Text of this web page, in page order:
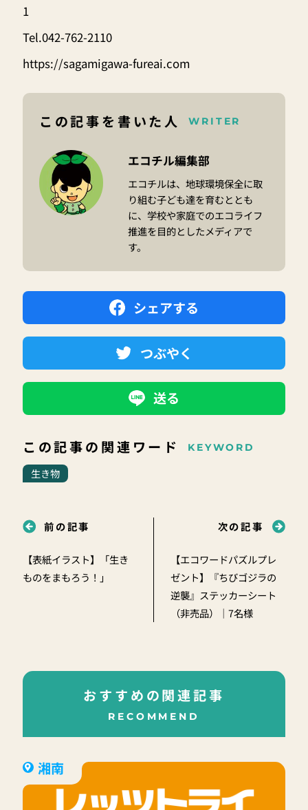
1
Tel.042-762-2110
https://sagamigawa-fureai.com
この記事を書いた人 WRITER
エコチル編集部
エコチルは、地球環境保全に取
り組む子ども達を育むととも
に、学校や家庭でのエコライフ
推進を目的としたメディアで
す。
シェアする
つぶやく
送る
この記事の関連ワード KEYWORD
生き物
前の記事
【表紙イラスト】「生き
ものをまもろう！」
次の記事
【エコワードパズルプレ
ゼント】『ちびゴジラの
逆襲』ステッカーシート
（非売品）｜7名様
おすすめの関連記事
RECOMMEND
湘南